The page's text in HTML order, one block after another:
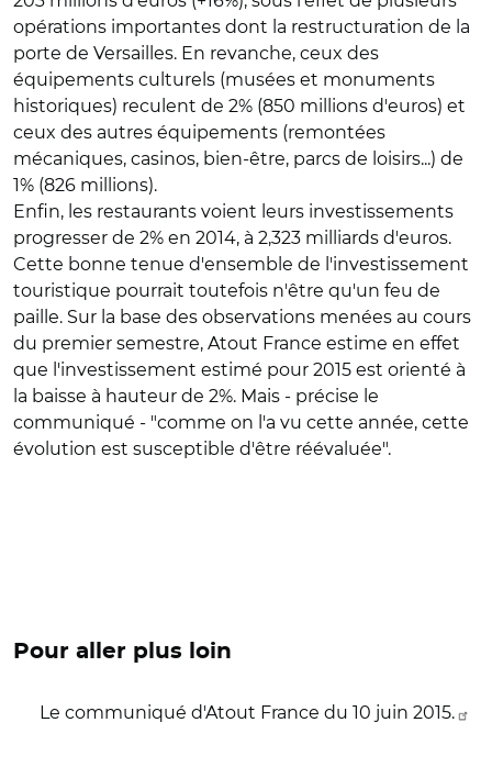
opérations importantes dont la restructuration de la
porte de Versailles. En revanche, ceux des
équipements culturels (musées et monuments
historiques) reculent de 2% (850 millions d'euros) et
ceux des autres équipements (remontées
mécaniques, casinos, bien-être, parcs de loisirs...) de
1% (826 millions).
Enfin, les restaurants voient leurs investissements
progresser de 2% en 2014, à 2,323 milliards d'euros.
Cette bonne tenue d'ensemble de l'investissement
touristique pourrait toutefois n'être qu'un feu de
paille. Sur la base des observations menées au cours
du premier semestre, Atout France estime en effet
que l'investissement estimé pour 2015 est orienté à
la baisse à hauteur de 2%. Mais - précise le
communiqué - "comme on l'a vu cette année, cette
évolution est susceptible d'être réévaluée".
Pour aller plus loin
Le communiqué d'Atout France du 10 juin 2015.